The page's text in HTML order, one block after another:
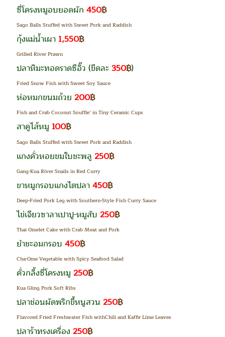
ซี่โครงหมูอบยอดผัก 450฿
Sago Balls Stuffed with Sweet Pork and Raddish
กุ้งแม่น้ำเผา 1,550฿
Grilled River Prawn
ปลาหิมะทอดราดซีอิ๊ว (ขีดละ 350฿)
Fried Snow Fish with Sweet Soy Sauce
ห่อหมกขนมถ้วย 200฿
Fish and Crab Coconut Souffle’ in Tiny Ceramic Cups
สาคูไส้หมู 100฿
Sago Balls Stuffed with Sweet Porkand Raddish
แกงคั่วหอยขมใบชะพลู 250฿
Gang-Kua River Snails in Red Curry
ขาหมูกรอบแกงไตปลา450฿
Deep-Fried Pork Leg with Southern-Style Fish Curry Sauce
ไข่เจียวซาลาเปาปู-หมูสับ 250฿
Thai Omelet Cake with Crab Meat and Pork
ยำชะอมกรอบ 450฿
Cha-Ome Vegetable with Spicy Seafood Salad
คั่วกลิ้งซี่โครงหมู 250฿
Kua Gling Pork Soft Ribs
ปลาช่อนผัดพริกขี้หนูสวน 250฿
Flavored Fried Freshwater Fish withChili and Kaffir Lime Leaves
ปลาร้าทรงเครื่อง 250฿